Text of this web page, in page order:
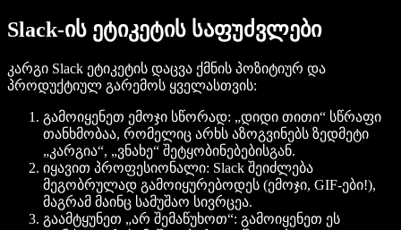
Slack-ის ეტიკეტის საფუძვლები
კარგი Slack ეტიკეტის დაცვა ქმნის პოზიტიურ და
პროდუქტიულ გარემოს ყველასთვის:
გამოიყენეთ ემოჯი სწორად: „დიდი თითი“ სწრაფი
თანხმობაა, რომელიც არხს აზოგვინებს ზედმეტი
„კარგია“, „ვნახე“ შეტყობინებებისგან.
იყავით პროფესიონალი: Slack შეიძლება
მეგობრულად გამოიყურებოდეს (ემოჯი, GIF-ები!),
მაგრამ მაინც სამუშაო სივრცეა.
გაამტყუნეთ „არ შემაწუხოთ“: გამოიყენეთ ეს